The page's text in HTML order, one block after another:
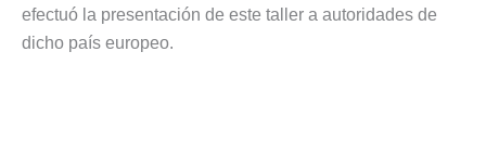
efectuó la presentación de este taller a autoridades de
dicho país europeo.